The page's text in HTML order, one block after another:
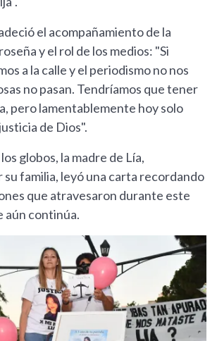
el acompañamiento de la
y el rol de los medios: "Si
a la calle y el periodismo no nos
no pasan. Tendríamos que tener
pero lamentablemente hoy solo
de Dios".
globos, la madre de Lía,
su familia, leyó una carta recordando
que atravesaron durante este
aún continúa.